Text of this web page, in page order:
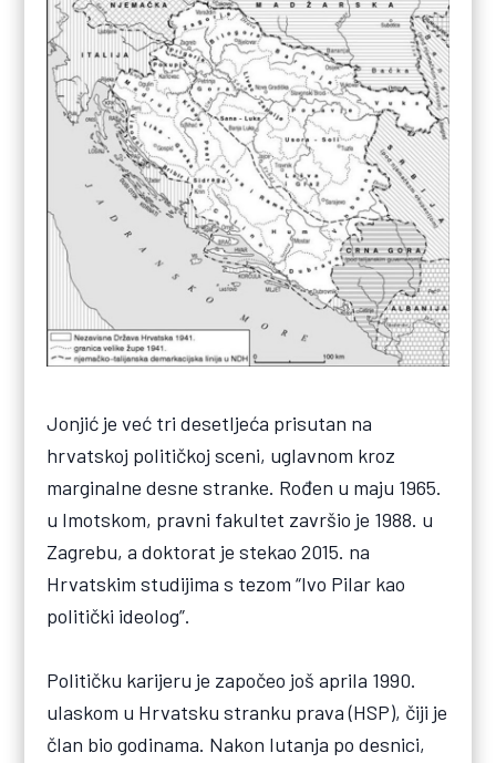
Jonjić je već tri desetljeća prisutan na
hrvatskoj političkoj sceni, uglavnom kroz
marginalne desne stranke. Rođen u maju 1965.
u Imotskom, pravni fakultet završio je 1988. u
Zagrebu, a doktorat je stekao 2015. na
Hrvatskim studijima s tezom “Ivo Pilar kao
politički ideolog”.
Političku karijeru je započeo još aprila 1990.
ulaskom u Hrvatsku stranku prava (HSP), čiji je
član bio godinama. Nakon lutanja po desnici,